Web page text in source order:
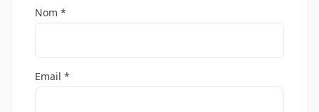
Nom *
Email *